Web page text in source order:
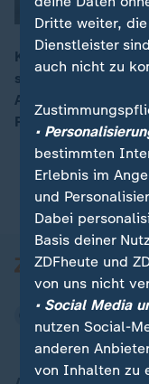
Keir Starmer
schlechten
Abgeordnete Andy
Parteivorsitz
Dritte weiter,
Dienstleister
auch nicht zu
•
bestimmten
Erlebnis im
und
Dabei
Basis deiner
ZDFheute und
von uns nicht
• Social Media
nutzen Social-
anderen
von Inhalten zu